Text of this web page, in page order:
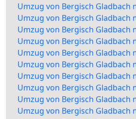
Umzug von Bergisch Gladbach
Umzug von Bergisch Gladbach
Umzug von Bergisch Gladbach
Umzug von Bergisch Gladbach
Umzug von Bergisch Gladbach
Umzug von Bergisch Gladbach
Umzug von Bergisch Gladbach
Umzug von Bergisch Gladbach
Umzug von Bergisch Gladbach
Umzug von Bergisch Gladbach